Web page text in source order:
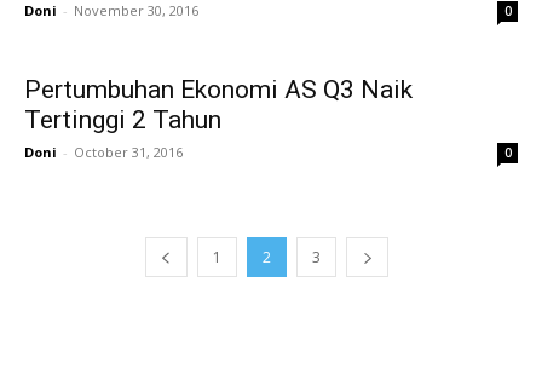
Doni - November 30, 2016 0
Pertumbuhan Ekonomi AS Q3 Naik
Tertinggi 2 Tahun
Doni - October 31, 2016 0
1 2 3